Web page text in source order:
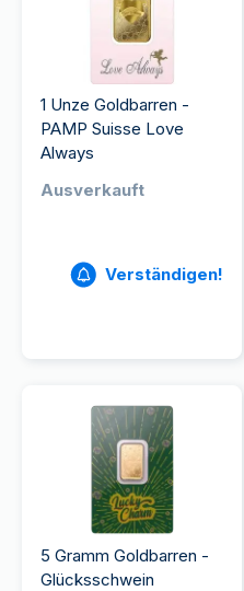
1 Unze Goldbarren -
PAMP Suisse Love
Always
Ausverkauft
Verständigen!
5 Gramm Goldbarren -
Glücksschwein